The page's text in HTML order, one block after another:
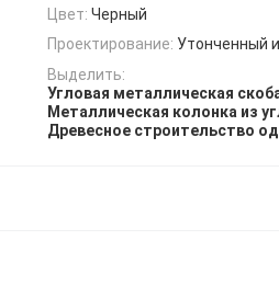
Цвет: Черный
Проектирование: Утонченный
Выделить:
Угловая металлическая
Металлическая колонка из
Древесное строительство